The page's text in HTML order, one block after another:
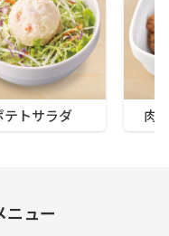
テトサラダ 肉
ニュー